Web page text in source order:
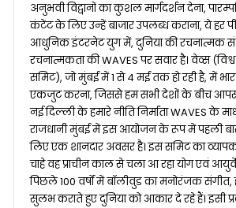
अनुभवी विद्वानों का कुशल मार्गदर्शन देना,
कंटेंट के लिए उन्हें बाजार उपलब्ध कराना, ये हर
आधुनिक इंटरनेट युग में, दुनिया की रचनात्मक
रचनात्मकता की WAVES पर सवार है। वेव्स
समिट), जो मुंबई में 1 से 4 मई तक हो रही है, में
एकजुट करना, जिससे हम सभी देशों के बीच आपसी
नई दिल्ली के हमारे नीति निर्माता WAVES के
राजधानी मुंबई में इस आयोजन के रूप में पहली
लिए एक शानदार अवसर है। इस समिट का
चाहे वह प्राचीन काल से चला आ रहा योग एवं
पिछले 100 वर्षों में बॉलीवुड का मनोरंजक संगीत,
सुलभ कराते हुए दुनिया को आकार दे रहे हैं। इसी